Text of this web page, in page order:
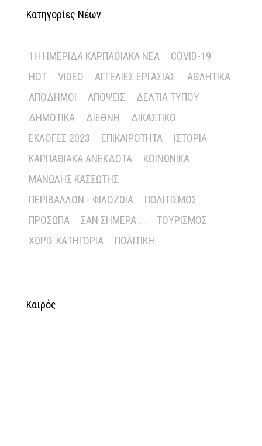
Κατηγορίες Νέων
1Η ΗΜΕΡΊΔΑ ΚΑΡΠΑΘΙΑΚΆ ΝΈΑ
COVID-19
HOT
VIDEO ΑΓΓΕΛΊΕΣ ΕΡΓΑΣΊΑΣ
ΑΘΛΗΤΙΚΆ
ΑΠΌΔΗΜΟΙ
ΑΠΌΨΕΙΣ
ΔΕΛΤΊΑ ΤΎΠΟΥ
ΔΗΜΟΤΙΚΆ
ΔΙΕΘΝΉ
ΔΙΚΑΣΤΙΚΌ
ΕΚΛΟΓΈΣ 2023
ΕΠΙΚΑΙΡΌΤΗΤΑ
ΙΣΤΟΡΊΑ
ΚΑΡΠΑΘΙΑΚΆ ΑΝΈΚΔΟΤΑ
ΚΟΙΝΩΝΙΚΆ
ΜΑΝΏΛΗΣ ΚΑΣΣΏΤΗΣ
ΠΕΡΙΒΆΛΛΟΝ - ΦΙΛΟΖΩΊΑ
ΠΟΛΙΤΙΣΜΌΣ
ΠΡΌΣΩΠΑ
ΣΑΝ ΣΉΜΕΡΑ ...
ΤΟΥΡΙΣΜΌΣ
ΧΩΡΊΣ ΚΑΤΗΓΟΡΊΑ
ΠΟΛΙΤΙΚΉ
Καιρός